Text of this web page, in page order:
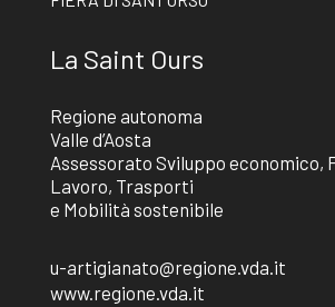
La Saint Ours
Regione autonoma
Valle d’Aosta
Assessorato Sviluppo economico,
Lavoro, Trasporti
e Mobilità sostenibile
u-artigianato@regione.vda.it
www.regione.vda.it